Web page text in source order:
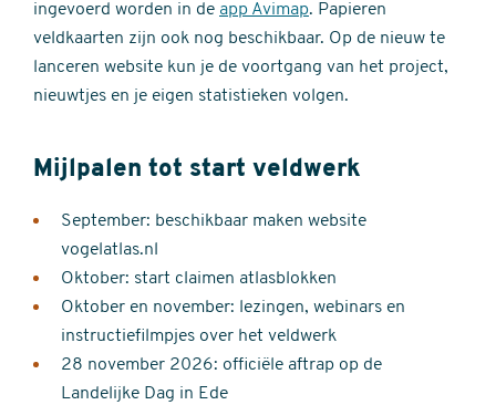
ingevoerd worden in de app Avimap. Papieren
veldkaarten zijn ook nog beschikbaar. Op de nieuw te
lanceren website kun je de voortgang van het project,
nieuwtjes en je eigen statistieken volgen.
Mijlpalen tot start veldwerk
September: beschikbaar maken website
vogelatlas.nl
Oktober: start claimen atlasblokken
Oktober en november: lezingen, webinars en
instructiefilmpjes over het veldwerk
28 november 2026: officiële aftrap op de
Landelijke Dag in Ede